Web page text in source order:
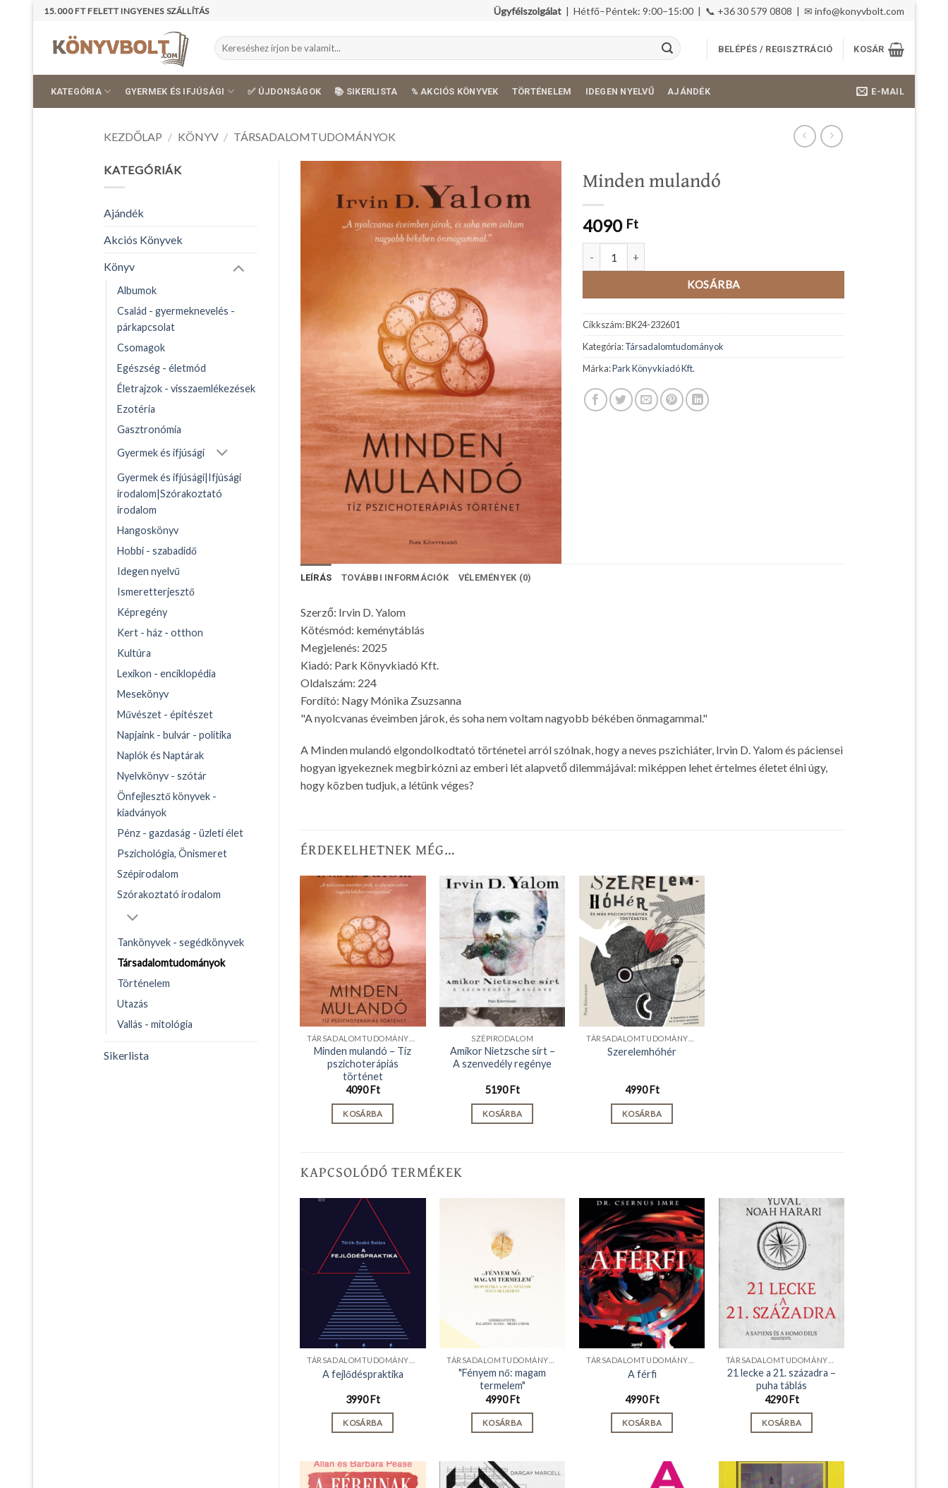
Skip
content
15.000 FT FELETT INGYENES SZÁLLÍTÁS Ügyfélszolgálat | Hétfő–Péntek: 9:00–15:00 | 📞 +36 30 579 0808 | ✉ info@konyvbolt.com
Keresés
a
BELÉPÉS / REGISZTRÁCIÓ KOSÁR
KATEGÓRIA GYERMEK ÉS IFJÚSÁGI ✅ ÚJDONSÁGOK 📚 SIKERLISTA % AKCIÓS KÖNYVEK TÖRTÉNELEM IDEGEN NYELVŰ AJÁNDÉK E-MAIL
KEZDŐLAP / KÖNYV / TÁRSADALOMTUDOMÁNYOK
KATEGÓRIÁK
Ajándék
Akciós Könyvek
Könyv
Albumok
Család - gyermeknevelés -
párkapcsolat
Csomagok
Egészség - életmód
Életrajzok - visszaemlékezések
Ezotéria
Gasztronómia
Gyermek és ifjúsági
Gyermek és ifjúsági|Ifjúsági
irodalom|Szórakoztató
irodalom
Hangoskönyv
Hobbi - szabadidő
Idegen nyelvű
Ismeretterjesztő
Képregény
Kert - ház - otthon
Kultúra
Lexikon - enciklopédia
Mesekönyv
Művészet - építészet
Napjaink - bulvár - politika
Naplók és Naptárak
Nyelvkönyv - szótár
Önfejlesztő könyvek -
kiadványok
Pénz - gazdaság - üzleti élet
Pszichológia, Önismeret
Szépirodalom
Szórakoztató irodalom
Tankönyvek - segédkönyvek
Társadalomtudományok
Történelem
Utazás
Vallás - mitológia
Sikerlista
Minden mulandó
4090 Ft
KOSÁRBA
Cikkszám:BK24-232601
Kategória:Társadalomtudományok
Márka:Park Könyvkiadó Kft.
LEÍRÁS TOVÁBBI INFORMÁCIÓK VÉLEMÉNYEK (0)
Szerző: Irvin D. Yalom
Kötésmód: keménytáblás
Megjelenés: 2025
Kiadó: Park Könyvkiadó Kft.
Oldalszám: 224
Fordító: Nagy Mónika Zsuzsanna
"A nyolcvanas éveimben járok, és soha nem voltam nagyobb békében önmagammal."
A Minden mulandó elgondolkodtató történetei arról szólnak, hogy a neves pszichiáter, Irvin D. Yalom és páciensei
hogyan igyekeznek megbirkózni az emberi lét alapvető dilemmájával: miképpen lehet értelmes életet élni úgy,
hogy közben tudjuk, a létünk véges?
ÉRDEKELHETNEK MÉG…
Minden mulandó – Tíz
pszichoterápiás
történet
4090Ft
KOSÁRBA
SZÉPIRODALOM
Amikor Nietzsche sírt –
A szenvedély regénye
5190Ft
KOSÁRBA
Szerelemhóhér
4990Ft
KOSÁRBA
KAPCSOLÓDÓ TERMÉKEK
A fejlődéspraktika
3990Ft
KOSÁRBA
"Fényem nő: magam
termelem"
4990Ft
KOSÁRBA
A férfi
4990Ft
KOSÁRBA
21 lecke a 21. századra –
puha táblás
4290Ft
KOSÁRBA